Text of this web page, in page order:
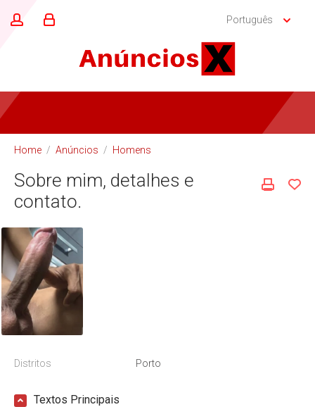
Português
Home / Anúncios / Homens
Sobre mim, detalhes e
contato.
Distritos Porto
Textos Principais